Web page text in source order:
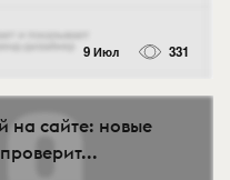
9 Июл 331
на сайте: новые